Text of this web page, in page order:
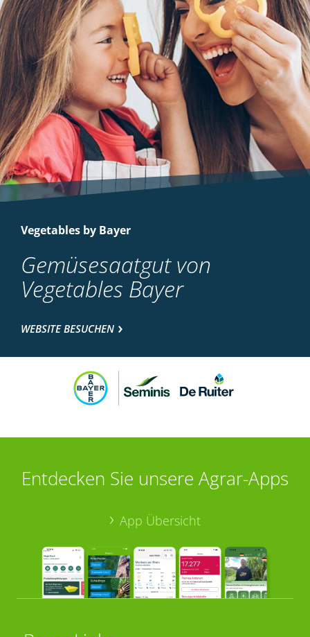
Vegetables by Bayer
Gemüsesaatgut von
Vegetables Bayer
WEBSITE BESUCHEN
Entdecken Sie unsere Agrar-Apps
App Übersicht